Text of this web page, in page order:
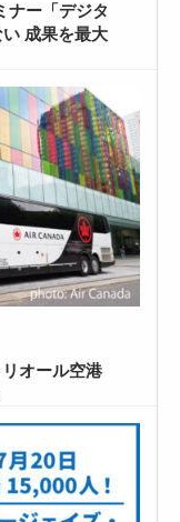
ナー「デジタ
成果を最大
オール空港